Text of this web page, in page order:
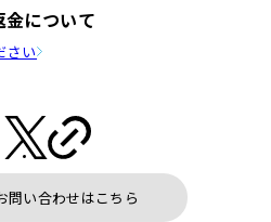
金について
さい
問い合わせはこちら